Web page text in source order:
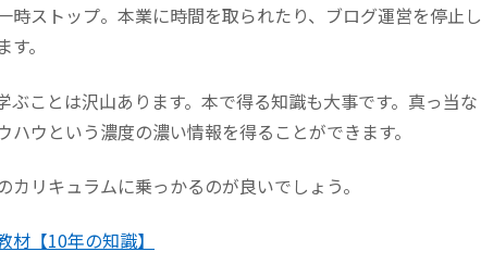
ストップ。本業に時間を取られたり、ブログ運営を停止し
。
ことは沢山あります。本で得る知識も大事です。真っ当な
ウという濃度の濃い情報を得ることができます。
リキュラムに乗っかるのが良いでしょう。
【10年の知識】